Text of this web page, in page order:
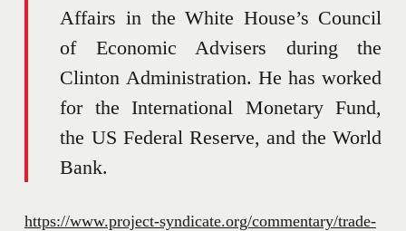
Affairs in the White House’s Council
of Economic Advisers during the
Clinton Administration. He has worked
for the International Monetary Fund,
the US Federal Reserve, and the World
Bank.
https://www.project-syndicate.org/commentary/trade-